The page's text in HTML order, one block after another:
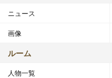
ニュース
画像
ルーム
人物一覧